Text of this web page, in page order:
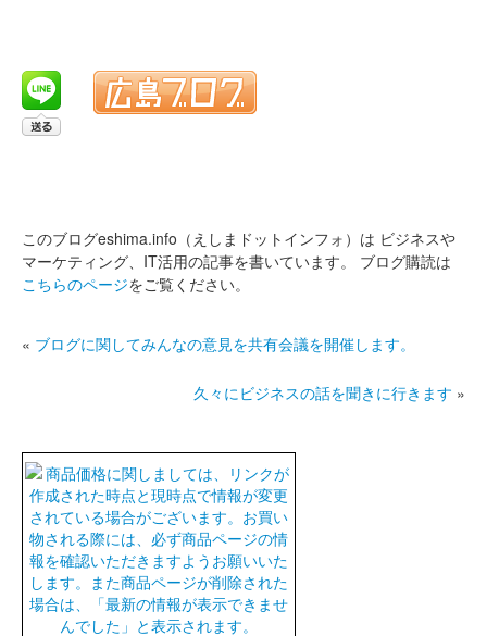
このブログeshima.info（えしまドットインフォ）は ビジネスや
マーケティング、IT活用の記事を書いています。
ブログ購読は
こちらのページをご覧ください。
« ブログに関してみんなの意見を共有会議を開催します。
久々にビジネスの話を聞きに行きます »